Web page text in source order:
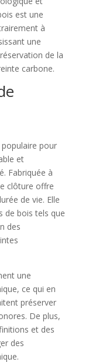
est une
à
une
de la
carbone.
pour
et
Fabriquée à
clôture offre
de vie. Elle
de bois tels que
des
une
ce qui en
préserver
De plus,
et des
des